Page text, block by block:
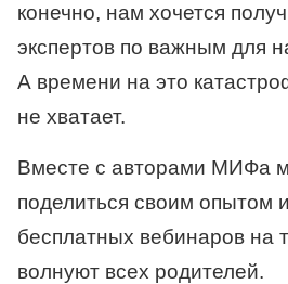
конечно, нам хочется
экспертов по важным для
А времени на это
не хватает.
Вместе с авторами МИФа
поделиться своим опытом
бесплатных вебинаров на
волнуют всех родителей.